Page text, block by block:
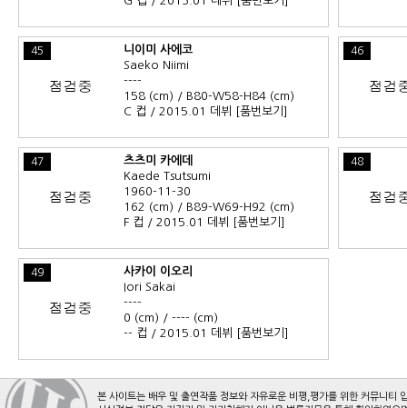
45
니이미 사에코
Saeko Niimi
----
158 (cm) / B80-W58-H84 (cm)
C 컵 / 2015.01 데뷔
[품번보기]
46
47
츠츠미 카에데
Kaede Tsutsumi
1960-11-30
162 (cm) / B89-W69-H92 (cm)
F 컵 / 2015.01 데뷔
[품번보기]
48
49
사카이 이오리
Iori Sakai
----
0 (cm) / ---- (cm)
-- 컵 / 2015.01 데뷔
[품번보기]
본 사이트는 배우 및 출연작품 정보와 자유로운 비평,평가를 위한 커뮤니티